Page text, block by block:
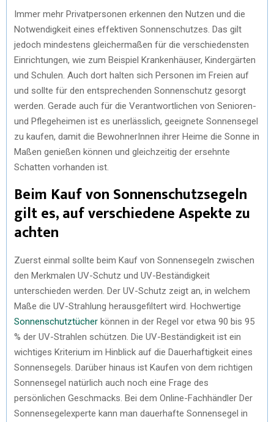
Immer mehr Privatpersonen erkennen den Nutzen und die
Notwendigkeit eines effektiven Sonnenschutzes. Das gilt
jedoch mindestens gleichermaßen für die verschiedensten
Einrichtungen, wie zum Beispiel Krankenhäuser, Kindergärten
und Schulen. Auch dort halten sich Personen im Freien auf
und sollte für den entsprechenden Sonnenschutz gesorgt
werden. Gerade auch für die Verantwortlichen von Senioren-
und Pflegeheimen ist es unerlässlich, geeignete Sonnensegel
zu kaufen, damit die BewohnerInnen ihrer Heime die Sonne in
Maßen genießen können und gleichzeitig der ersehnte
Schatten vorhanden ist.
Beim Kauf von Sonnenschutzsegeln
gilt es, auf verschiedene Aspekte zu
achten
Zuerst einmal sollte beim Kauf von Sonnensegeln zwischen
den Merkmalen UV-Schutz und UV-Beständigkeit
unterschieden werden. Der UV-Schutz zeigt an, in welchem
Maße die UV-Strahlung herausgefiltert wird. Hochwertige
Sonnenschutztücher können in der Regel vor etwa 90 bis 95
% der UV-Strahlen schützen. Die UV-Beständigkeit ist ein
wichtiges Kriterium im Hinblick auf die Dauerhaftigkeit eines
Sonnensegels. Darüber hinaus ist Kaufen von dem richtigen
Sonnensegel natürlich auch noch eine Frage des
persönlichen Geschmacks. Bei dem Online-Fachhändler Der
Sonnensegelexperte kann man dauerhafte Sonnensegel in